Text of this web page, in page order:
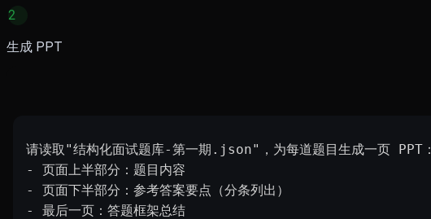
2
生成 PPT
请读取"结构化面试题库-第一期.json"，为每道题目生成一页 PPT：
- 页面上半部分：题目内容
- 页面下半部分：参考答案要点（分条列出）
- 最后一页：答题框架总结